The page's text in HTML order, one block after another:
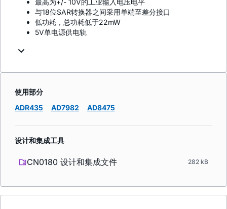
与18位SAR转换器之间采用单端至差分接口
低功耗，总功耗低于22mW
5V单电源供电轨
使用部分
ADR435
AD7982 AD8475
设计和集成工具
CN0180 设计和集成文件 282 kB